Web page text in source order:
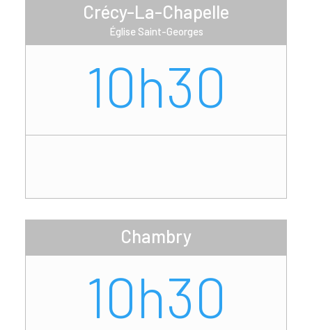
Crécy-La-Chapelle
Église Saint-Georges
10h30
Chambry
10h30